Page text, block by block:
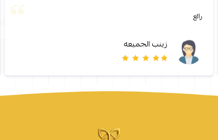
رائع
زينب الجميعه